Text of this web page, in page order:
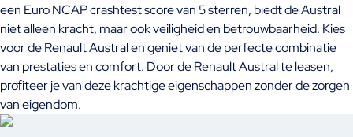
een Euro NCAP crashtest score van 5 sterren, biedt de Austral
niet alleen kracht, maar ook veiligheid en betrouwbaarheid. Kies
voor de Renault Austral en geniet van de perfecte combinatie
van prestaties en comfort. Door de Renault Austral te leasen,
profiteer je van deze krachtige eigenschappen zonder de zorgen
van eigendom.